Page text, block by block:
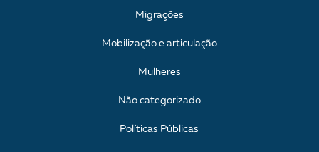
Migrações
Mobilização e articulação
Mulheres
Não categorizado
Políticas Públicas